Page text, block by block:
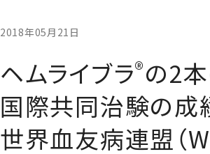
2018年05月21日
ヘムライブラ®の2
国際共同治験の成
世界血友病連盟（